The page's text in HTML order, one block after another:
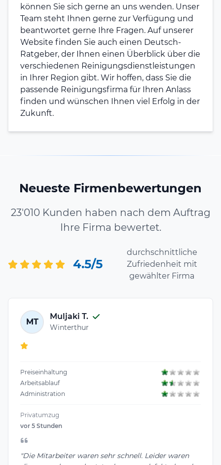
können Sie sich gerne an uns wenden. Unser
Team steht Ihnen gerne zur Verfügung und
beantwortet gerne Ihre Fragen. Auf unserer
Website finden Sie auch einen Deutsch-
Ratgeber, der Ihnen einen Überblick über die
verschiedenen Reinigungsdienstleistungen
in Ihrer Region gibt. Wir hoffen, dass Sie die
passende Reinigungsfirma für Ihren Anlass
finden und wünschen Ihnen viel Erfolg in der
Zukunft.
Neueste Firmenbewertungen
23'010 Kunden haben nach dem Auftrag
Ihre Firma bewertet.
4.5/5
durchschnittliche
Zufriedenheit mit
gewählter Firma
MT
Muljaki T.
Winterthur
Preiseinhaltung
Arbeitsablauf
Administration
Privatumzug
vor 5 Stunden
"Die Mitarbeiter waren sehr schnell. Leider waren